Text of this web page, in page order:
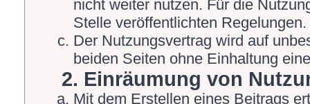
nicht weiter nutzen. Für die
Stelle veröffentlichten Regelungen.
Der Nutzungsvertrag wird auf
beiden Seiten ohne Einhaltung
2. Einräumung von
Mit dem Erstellen eines Beitrags